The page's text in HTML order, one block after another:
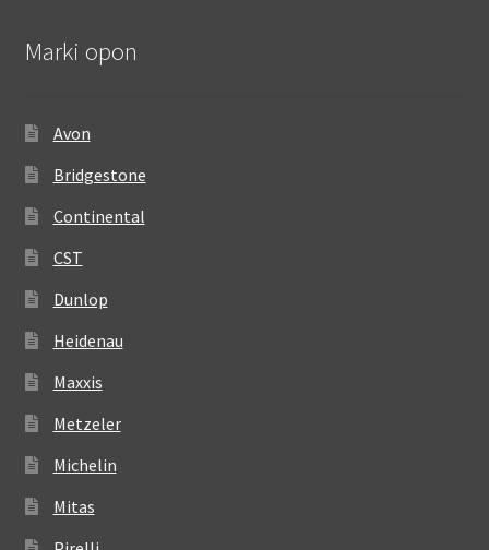
Marki opon
Avon
Bridgestone
Continental
CST
Dunlop
Heidenau
Maxxis
Metzeler
Michelin
Mitas